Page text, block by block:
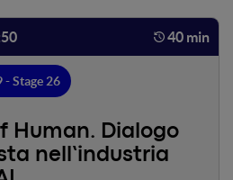
40 min
- Stage 26
Human. Dialogo
nell’industria